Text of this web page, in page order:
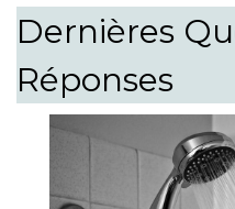
Dernières
Réponses